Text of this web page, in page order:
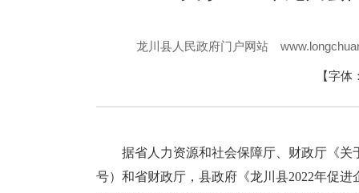
龙川县人民政府门户网站
【字体
据省人力资源和社会保障厅、财政厅《关
号）和省财政厅，县政府《龙川县2022年促